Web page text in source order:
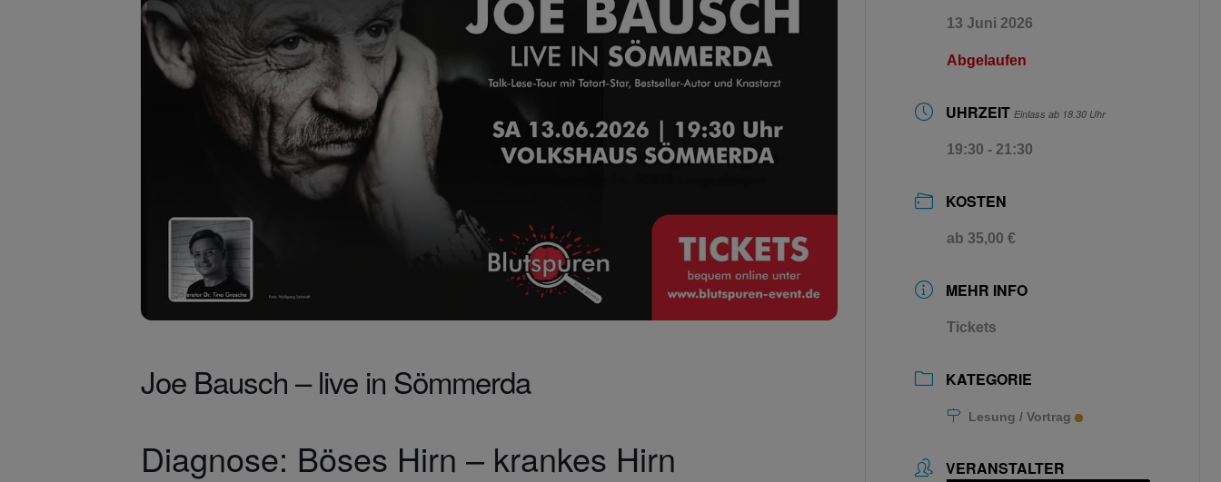
Joe Bausch – live in Sömmerda
Diagnose: Böses Hirn – krankes Hirn
13 Juni 2026
Abgelaufen
UHRZEIT Einlass ab 18.30 Uhr
19:30 - 21:30
KOSTEN
ab 35,00 €
MEHR INFO
Tickets
KATEGORIE
Lesung / Vortrag
VERANSTALTER